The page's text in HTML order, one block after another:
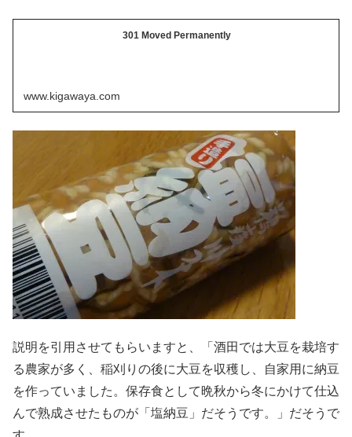
301 Moved Permanently
www.kigawaya.com
説明を引用させてもらいますと、「酒田では大豆を栽培す
る農家が多く、稲刈りの後に大豆を収穫し、自家用に納豆
を作っていました。保存食として晩秋から冬にかけて仕込
んで熟成させたものが「塩納豆」だそうです。」だそうで